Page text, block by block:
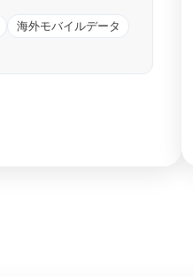
海外モバイルデータ